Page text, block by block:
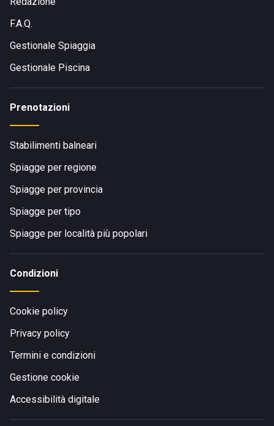
F.A.Q.
Gestionale Spiaggia
Gestionale Piscina
Prenotazioni
Stabilimenti balneari
Spiagge per regione
Spiagge per provincia
Spiagge per tipo
Spiagge per località più popolari
Condizioni
Cookie policy
Privacy policy
Termini e condizioni
Gestione cookie
Accessibilità digitale